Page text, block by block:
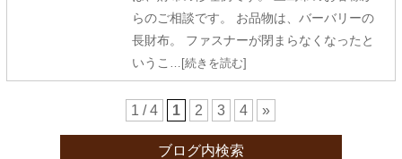
らのご相談です。 お品物は、バーバリーの
長財布。 ファスナーが閉まらなくなったと
いうこ …[続きを読む]
1 / 4 1 2 3 4 »
ブログ内検索